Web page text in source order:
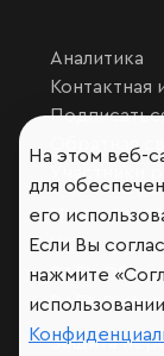
Аналитика
Контактная
Обратная
Участники
Мы в
VK
RAEX
RAEX
Защита
На этом веб-
для
его
Если Вы
нажмите